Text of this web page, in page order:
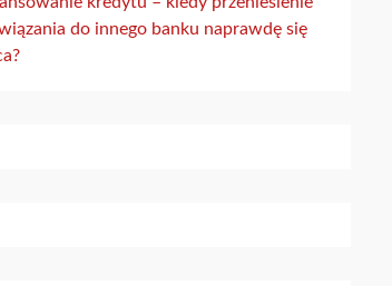
do innego banku naprawdę się